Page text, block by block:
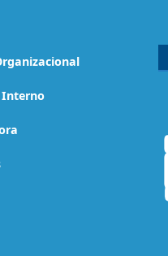
Interno